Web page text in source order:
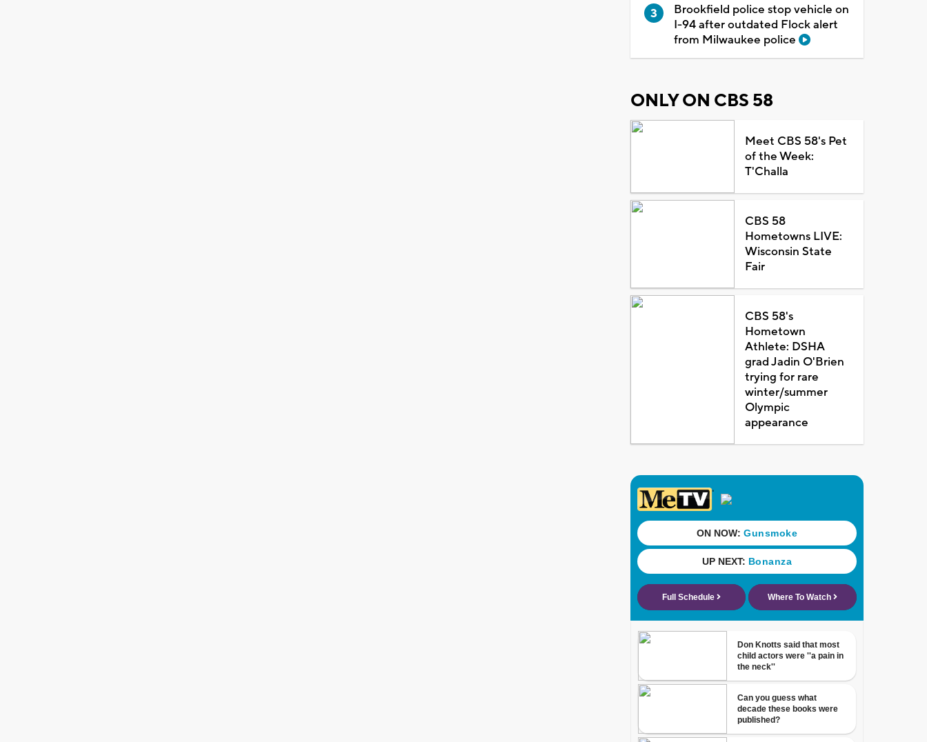
Brookfield police stop vehicle on
I-94 after outdated Flock alert
from Milwaukee police
ONLY ON CBS 58
Meet CBS 58's Pet
of the Week:
T'Challa
CBS 58
Hometowns LIVE:
Wisconsin State
Fair
CBS 58's
Hometown
Athlete: DSHA
grad Jadin O'Brien
trying for rare
winter/summer
Olympic
appearance